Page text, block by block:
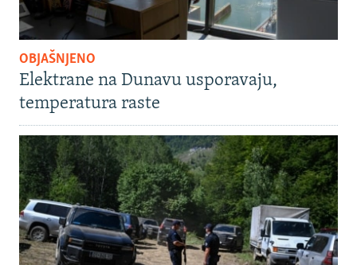
OBJAŠNJENO
Elektrane na Dunavu usporavaju,
temperatura raste